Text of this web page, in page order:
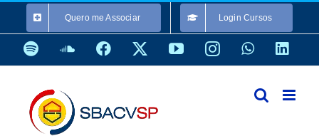
o
conteúdo
Quero me Associar Login Cursos
SpotifySoundCloud
Facebook YouTubeInstagramWhatsApp